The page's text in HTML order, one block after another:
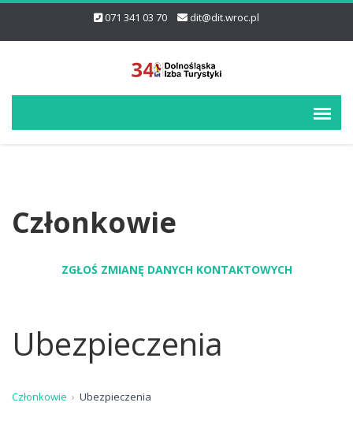
071 341 03 70 dit@dit.wroc.pl
Członkowie
ZGŁOŚ ZMIANĘ DANYCH KONTAKTOWYCH
Ubezpieczenia
Członkowie Ubezpieczenia